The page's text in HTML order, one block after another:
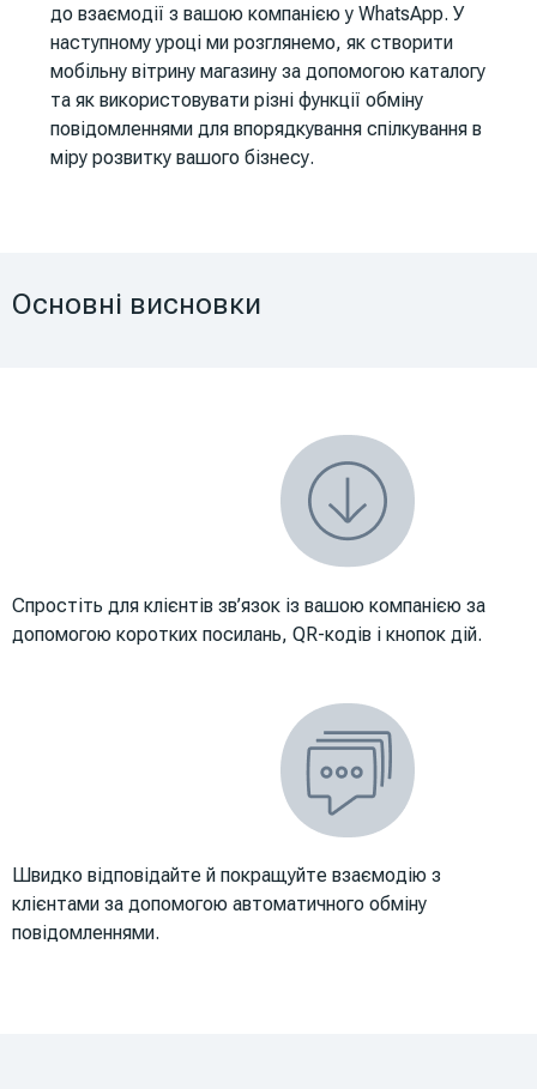
до взаємодії з вашою компанією у WhatsApp. У
наступному уроці ми розглянемо, як створити
мобільну вітрину магазину за допомогою каталогу
та як використовувати різні функції обміну
повідомленнями для впорядкування спілкування в
міру розвитку вашого бізнесу.
Основні висновки
Спростіть для клієнтів зв’язок із вашою компанією за
допомогою коротких посилань, QR-кодів і кнопок дій.
Швидко відповідайте й покращуйте взаємодію з
клієнтами за допомогою автоматичного обміну
повідомленнями.